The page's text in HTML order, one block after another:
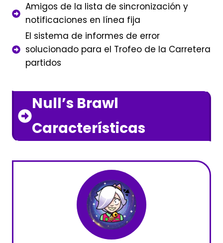
Amigos de la lista de sincronización y
notificaciones en línea fija
El sistema de informes de error
solucionado para el Trofeo de la Carretera
partidos
Null’s Brawl
Características